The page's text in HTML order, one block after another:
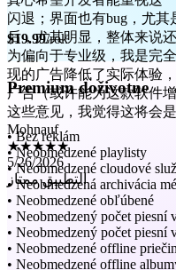
后，尤其明显，整体来说
为偏向于专业级，我是完
现的广告降低了实际体验
广告（或许能为这款软件
这些意见，我觉得这将会
Mohnauf
★★★★★
5/26/2026
التطبيق ممتاز
$19.99/rok
Premium doživotne
• Bez reklám
• Neobmedzené playlisty
• Neobmedzené cloudové
• Neobmedzená archivácia
• Neobmedzené obľúbené
• Neobmedzený počet piesní
• Neobmedzený počet piesní
• Neobmedzené offline
• Neobmedzené offline